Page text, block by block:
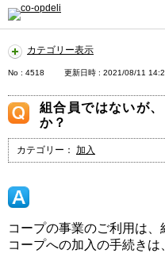
カテゴリー表示
No : 4518 更新日時 : 2021/08/11
組合員ではないが
か？
カテゴリー： 加入
コープの事業のご利用は、
コープへの加入の手続きは